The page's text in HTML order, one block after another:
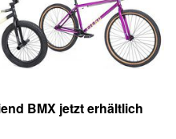
BMX jetzt erhältlich